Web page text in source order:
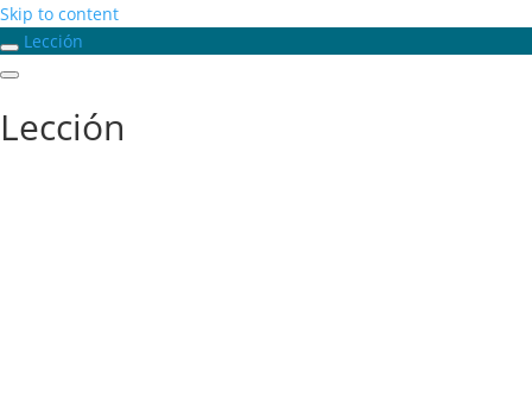
Skip to content
Lección
Lección